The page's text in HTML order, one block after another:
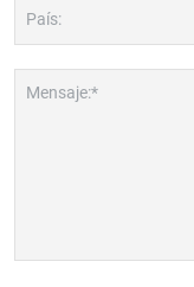
País:
Mensaje:*